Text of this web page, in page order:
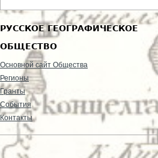
РУССКОЕ ГЕОГРАФИЧЕСКОЕ
ОБЩЕСТВО
Основной сайт Общества
Регионы
Гранты
События
Контакты